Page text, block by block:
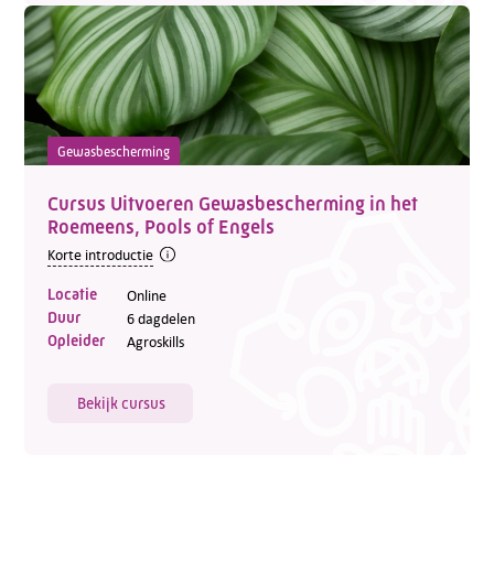
Gewasbescherming
Cursus Uitvoeren Gewasbescherming in het
Roemeens, Pools of Engels
Korte introductie
Locatie Online
Duur 6 dagdelen
Opleider Agroskills
Bekijk cursus